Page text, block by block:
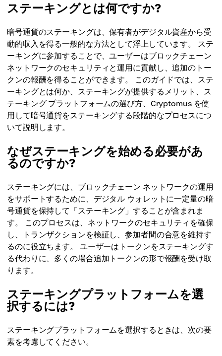
ステーキングとは何ですか?
暗号通貨のステーキングは、保有者がデジタル資産から受
動的収入を得る一般的な方法として浮上しています。 ステ
ーキングに参加することで、ユーザーはブロックチェーン
ネットワークのセキュリティと運用に貢献し、追加のトー
クンの報酬を得ることができます。 このガイドでは、ステ
ーキングとは何か、ステーキングが提供するメリット、ス
テーキング プラットフォームの選び方、Cryptomus を使
用して暗号通貨をステーキングする段階的なプロセスにつ
いて説明します。
なぜステーキングを始める必要があ
るのですか?
ステーキングには、ブロックチェーン ネットワークの運用
をサポートするために、デジタル ウォレットに一定量の暗
号通貨を保持して「ステーキング」することが含まれま
す。 このプロセスは、ネットワークのセキュリティを確保
し、トランザクションを検証し、参加者間の合意を維持す
るのに役立ちます。 ユーザーはトークンをステーキングす
る代わりに、多くの場合追加トークンの形で報酬を受け取
ります。
ステーキングプラットフォームを選
択するには?
ステーキングプラットフォームを選択するときは、次の要
素を考慮してください。